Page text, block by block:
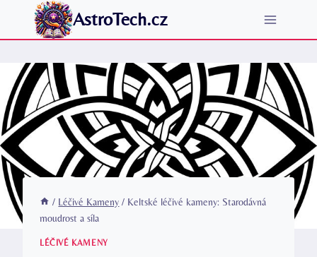
Přeskočit
AstroTech.cz
/ Léčivé Kameny / Keltské léčivé kameny: Starodávná
moudrost a síla
LÉČIVÉ KAMENY